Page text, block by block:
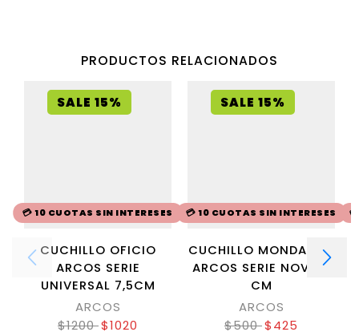
PRODUCTOS RELACIONADOS
SALE 15%
💳 10 CUOTAS SIN INTERESES
CUCHILLO OFICIO
ARCOS SERIE
UNIVERSAL 7,5CM
ARCOS
$1200 $1020
SALE 15%
💳 10 CUOTAS SIN INTERESES
CUCHILLO MONDADOR
ARCOS SERIE NOVA 6
CM
ARCOS
$500 $425